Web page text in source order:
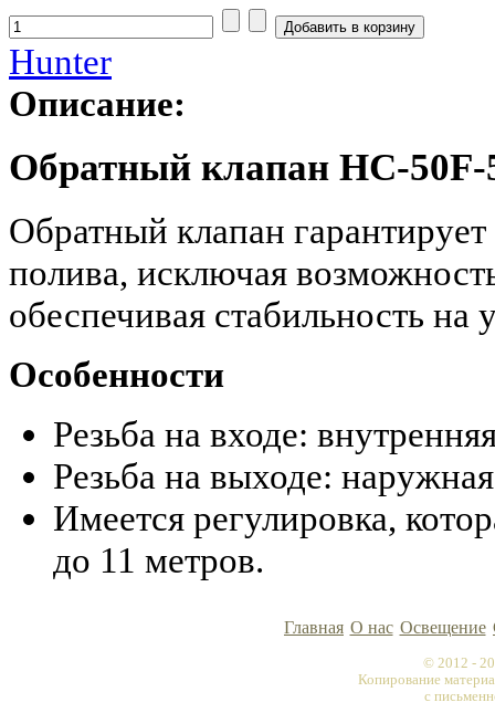
Hunter
Описание:
Обратный клапан HC-
Обратный клапан
полива, исключая
обеспечивая стабильность на
Особенности
Резьба на входе:
Резьба на выходе:
Имеется регулировка,
до 11 метров.
Главная О нас Освещение
© 2012 -
Копирование
с